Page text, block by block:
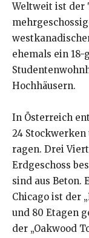
Weltweit ist der
ehemals ein 18-
Hochhäusern.
In Österreich
24
ragen. Drei
Erdgeschoss
sind aus Beton.
Chicago ist der
und 80 Etagen
der „Oakwood